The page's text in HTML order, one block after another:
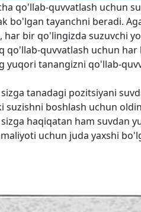
qo'llab-quvvatlash uchun
bo'lgan tayanchni beradi.
har bir qo'lingizda suzuvchi
qo'llab-quvvatlash uchun
yuqori tanangizni qo'llab-
sizga tanadagi pozitsiyani
suzishni boshlash uchun
sizga haqiqatan ham suvdan
uchun juda yaxshi